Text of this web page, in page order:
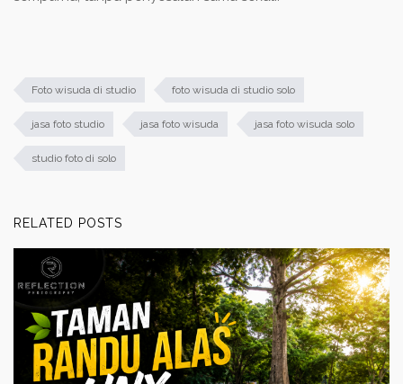
Foto wisuda di studio foto wisuda di studio solo
jasa foto studio jasa foto wisuda jasa foto wisuda solo
studio foto di solo
RELATED POSTS